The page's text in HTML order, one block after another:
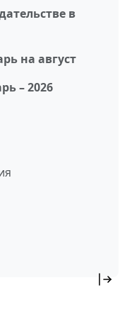
в
на август
– 2026